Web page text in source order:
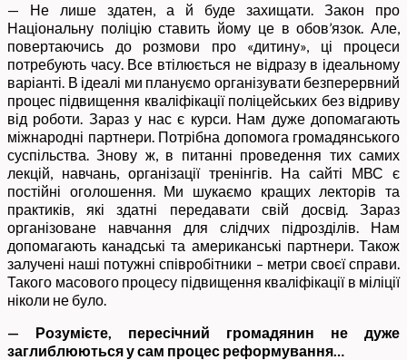
— Не лише здатен, а й буде захищати. Закон про
Національну поліцію ставить йому це в обов’язок. Але,
повертаючись до розмови про «дитину», ці процеси
потребують часу. Все втілюється не відразу в ідеальному
варіанті. В ідеалі ми плануємо організувати безперервний
процес підвищення кваліфікації поліцейських без відриву
від роботи. Зараз у нас є курси. Нам дуже допомагають
міжнародні партнери. Потрібна допомога громадянського
суспільства. Знову ж, в питанні проведення тих самих
лекцій, навчань, організації тренінгів. На сайті МВС є
постійні оголошення. Ми шукаємо кращих лекторів та
практиків, які здатні передавати свій досвід. Зараз
організоване навчання для слідчих підрозділів. Нам
допомагають канадські та американські партнери. Також
залучені наші потужні співробітники – метри своєї справи.
Такого масового процесу підвищення кваліфікації в міліції
ніколи не було.
— Розумієте, пересічний громадянин не дуже
заглиблюються у сам процес реформування…